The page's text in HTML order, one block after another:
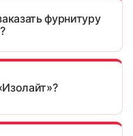
фурнитуру